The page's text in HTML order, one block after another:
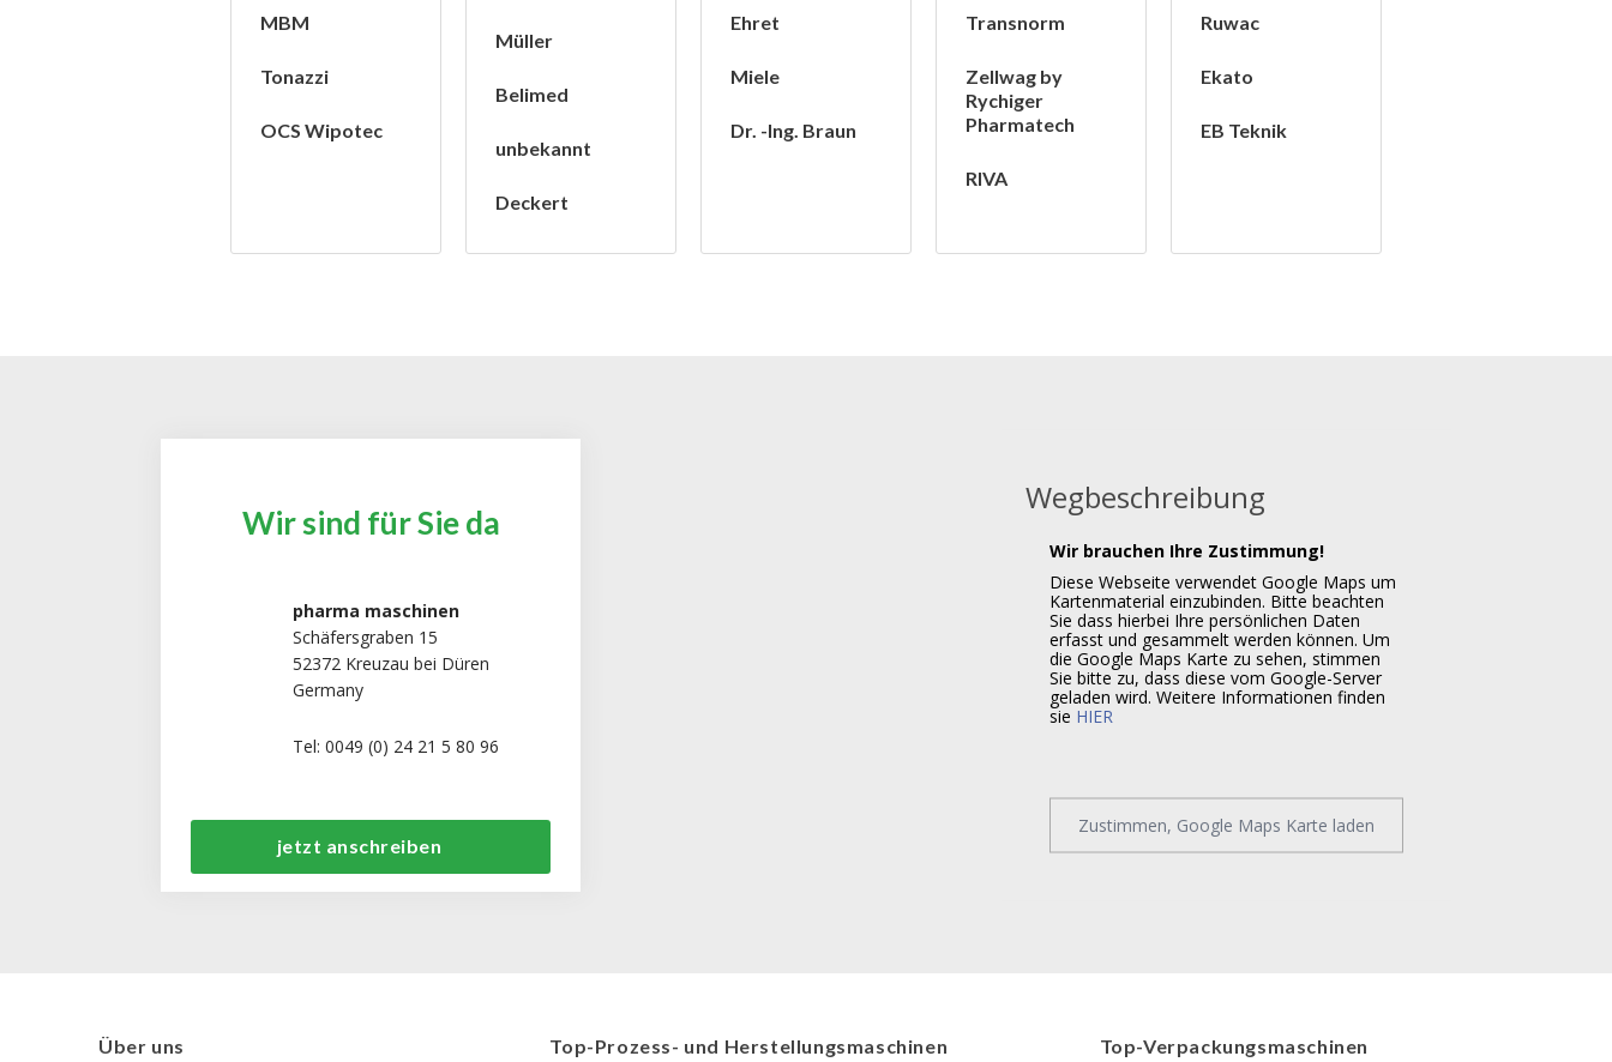
MBM
Tonazzi
OCS Wipotec
Müller
Belimed
unbekannt
Deckert
Ehret
Miele
Dr. -Ing. Braun
Transnorm
Zellwag by
Rychiger
Pharmatech
RIVA
Ruwac
Ekato
EB Teknik
Wir sind für Sie da
pharma maschinen
Schäfersgraben 15
52372 Kreuzau bei Düren
Germany
Tel: 0049 (0) 24 21 5 80 96
jetzt anschreiben
Wegbeschreibung
Wir brauchen Ihre Zustimmung!
Diese Webseite verwendet Google Maps um
Kartenmaterial einzubinden. Bitte beachten
Sie dass hierbei Ihre persönlichen Daten
erfasst und gesammelt werden können. Um
die Google Maps Karte zu sehen, stimmen
Sie bitte zu, dass diese vom Google-Server
geladen wird. Weitere Informationen finden
sie HIER
Zustimmen, Google Maps Karte laden
Über uns Top-Prozess- und Herstellungsmaschinen Top-Verpackungsmaschinen